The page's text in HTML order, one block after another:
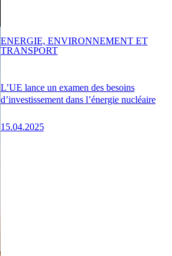
L’UE lance un examen des besoins
d’investissement dans l’énergie nucléaire
15.04.2025
ENERGIE, ENVIRONNEMENT ET
TRANSPORT